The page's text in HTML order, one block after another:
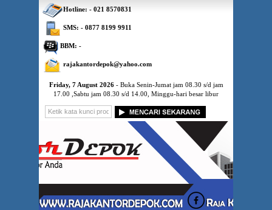
Friday, 7 August 2026- Buka Senin-Jumat jam 08.30 s/d jam
17.00 ,Sabtu jam 08.30 s/d 14.00, Minggu-hari besar libur
Hotline: - 021 8570831
SMS: - 0877 8199 9911
BBM: -
rajakantordepok@yahoo.com